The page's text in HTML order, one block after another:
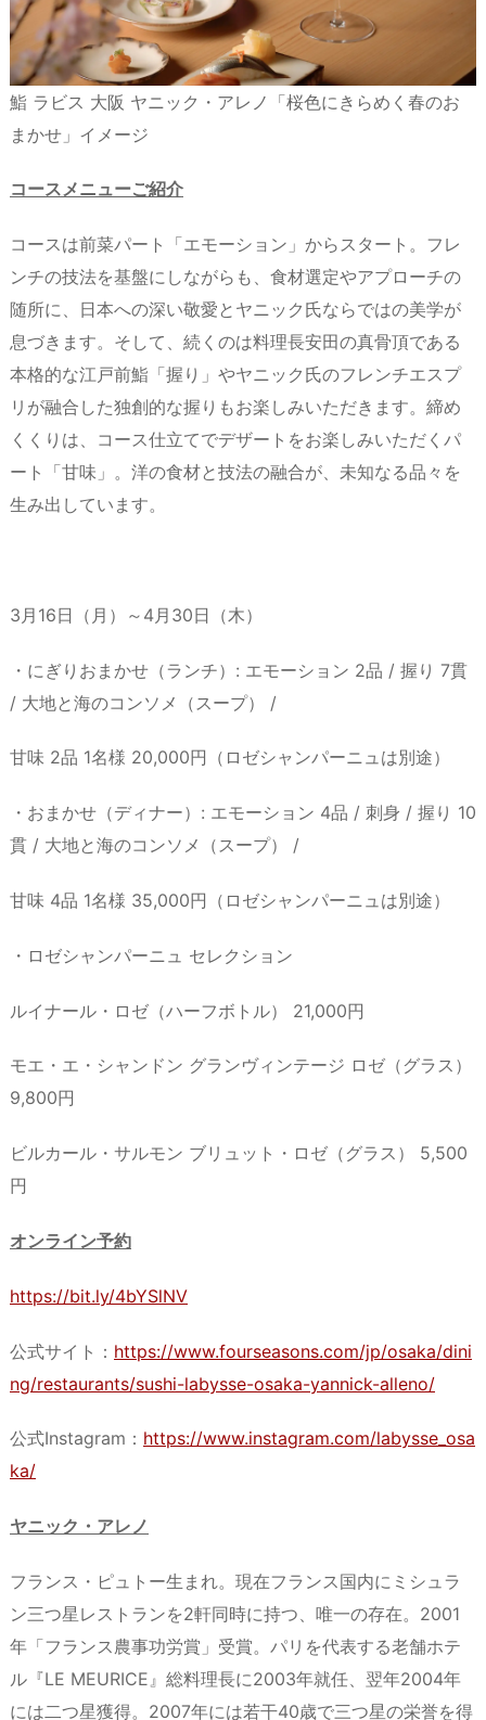
鮨 ラビス 大阪 ヤニック・アレノ「桜色にきらめく春のお
まかせ」イメージ
コースメニューご紹介
コースは前菜パート「エモーション」からスタート。フレ
ンチの技法を基盤にしながらも、食材選定やアプローチの
随所に、日本への深い敬愛とヤニック氏ならではの美学が
息づきます。そして、続くのは料理長安田の真骨頂である
本格的な江戸前鮨「握り」やヤニック氏のフレンチエスプ
リが融合した独創的な握りもお楽しみいただきます。締め
くくりは、コース仕立てでデザートをお楽しみいただくパ
ート「甘味」。洋の食材と技法の融合が、未知なる品々を
生み出しています。
3月16日（月）～4月30日（木）
・にぎりおまかせ（ランチ）: エモーション 2品 / 握り 7貫
/ 大地と海のコンソメ（スープ） /
甘味 2品 1名様 20,000円（ロゼシャンパーニュは別途）
・おまかせ（ディナー）: エモーション 4品 / 刺身 / 握り 10
貫 / 大地と海のコンソメ（スープ） /
甘味 4品 1名様 35,000円（ロゼシャンパーニュは別途）
・ロゼシャンパーニュ セレクション
ルイナール・ロゼ（ハーフボトル） 21,000円
モエ・エ・シャンドン グランヴィンテージ ロゼ（グラス）
9,800円
ビルカール・サルモン ブリュット・ロゼ（グラス） 5,500
円
オンライン予約
https://bit.ly/4bYSlNV
公式サイト： https://www.fourseasons.com/jp/osaka/dini
ng/restaurants/sushi-labysse-osaka-yannick-alleno/
公式Instagram： https://www.instagram.com/labysse_osa
ka/
ヤニック・アレノ
フランス・ピュトー生まれ。現在フランス国内にミシュラ
ン三つ星レストランを2軒同時に持つ、唯一の存在。2001
年「フランス農事功労賞」受賞。パリを代表する老舗ホテ
ル『LE MEURICE』総料理長に2003年就任、翌年2004年
には二つ星獲得。2007年には若干40歳で三つ星の栄誉を得